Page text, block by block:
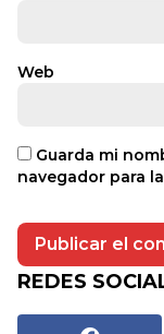
Web
Guarda mi
navegador para
REDES